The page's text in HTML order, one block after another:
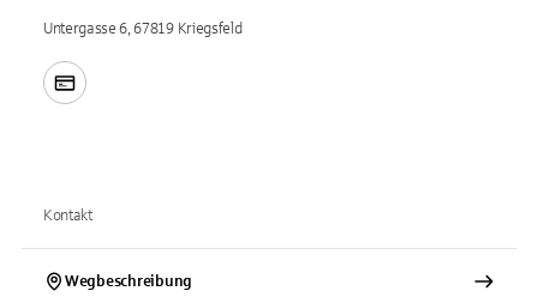
Untergasse 6, 67819 Kriegsfeld
Kontakt
Wegbeschreibung